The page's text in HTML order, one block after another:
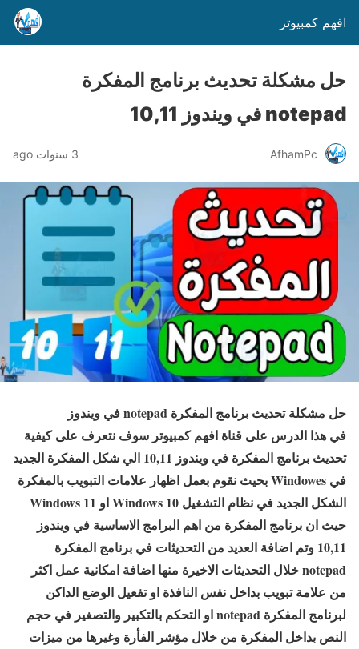
افهم كمبيوتر
حل مشكلة تحديث برنامج المفكرة
notepad في ويندوز 10,11
AfhamPc 3 سنوات ago
حل مشكلة تحديث برنامج المفكرة notepad في ويندوز
في هذا الدرس على قناة افهم كمبيوتر سوف نتعرف على كيفية
تحديث برنامج المفكرة في ويندوز 10,11 الي شكل المفكرة الجديد
في Windowes بحيث نقوم بعمل اظهار علامات التبويب بالمفكرة
الشكل الجديد في نظام التشغيل Windows 10 او Windows 11
حيث ان برنامج المفكرة من اهم البرامج الاساسية في ويندوز
10,11 وتم اضافة العديد من التحديثات في برنامج المفكرة
notepad خلال التحديثات الاخيرة منها اضافة امكانية عمل اكثر
من علامة تبويب بداخل نفس النافذة او تفعيل الوضع الداكن
لبرنامج المفكرة notepad او التحكم بالتكبير والتصغير في حجم
النص بداخل المفكرة من خلال مؤشر الفأرة وغيرها من ميزات